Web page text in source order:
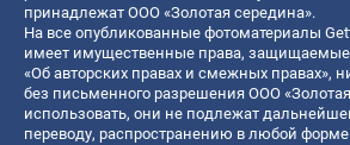
принадлежат ООО «Золотая середина».
На все опубликованные фотоматериалы
имеет имущественные права,
«Об авторских правах и смежных правах»,
без письменного разрешения ООО
использовать, они не подлежат
переводу, распространению в любой форме.